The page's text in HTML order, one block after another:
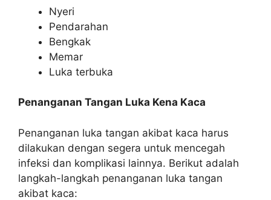
Nyeri
Pendarahan
Bengkak
Memar
Luka terbuka
Penanganan Tangan Luka Kena Kaca
Penanganan luka tangan akibat kaca harus
dilakukan dengan segera untuk mencegah
infeksi dan komplikasi lainnya. Berikut adalah
langkah-langkah penanganan luka tangan
akibat kaca: